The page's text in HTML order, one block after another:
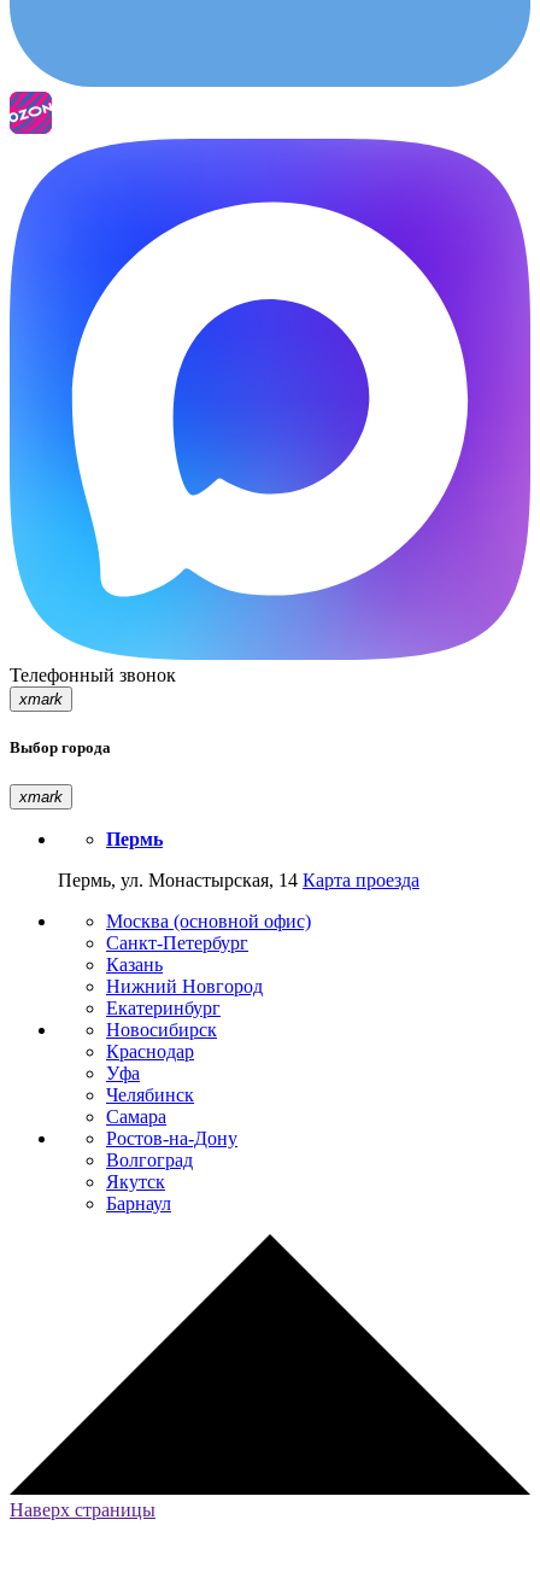
Телефонный звонок
xmark
Выбор города
xmark
Пермь
Пермь, ул. Монастырская, 14 Карта проезда
Москва (основной офис)
Санкт-Петербург
Казань
Нижний Новгород
Екатеринбург
Новосибирск
Краснодар
Уфа
Челябинск
Самара
Ростов-на-Дону
Волгоград
Якутск
Барнаул
Наверх страницы